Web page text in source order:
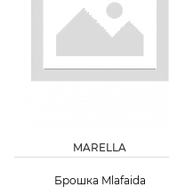
MARELLA
Брошка Mlafaida